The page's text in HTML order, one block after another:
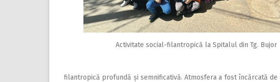
Activitate social-filantropică la Spitalul din Tg. Bujor
filantropică profundă și semnificativă. Atmosfera a fost încărcată